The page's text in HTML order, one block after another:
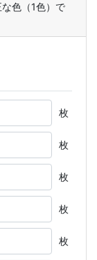
色（1色）で
枚
枚
枚
枚
枚